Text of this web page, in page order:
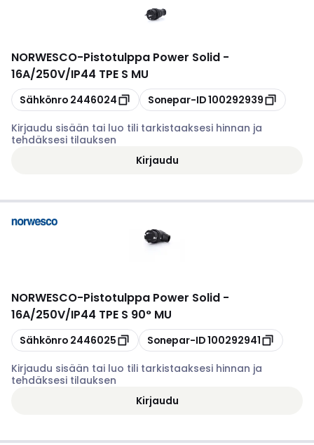
NORWESCO-Pistotulppa Power Solid -
16A/250V/IP44 TPE S MU
Kopioi
Sähkönro 2446024 Kopioi
Sonepar-ID100292939
Kirjaudu sisään tai luo tili tarkistaaksesi hinnan ja
tehdäksesi tilauksen
Kirjaudu
NORWESCO-Pistotulppa Power Solid -
16A/250V/IP44 TPE S 90° MU
Kopioi
Sähkönro 2446025 Kopioi
Sonepar-ID100292941
Kirjaudu sisään tai luo tili tarkistaaksesi hinnan ja
tehdäksesi tilauksen
Kirjaudu